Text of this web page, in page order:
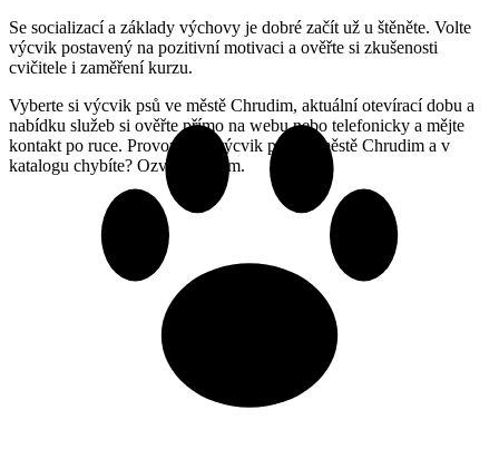
Se socializací a základy výchovy je dobré začít už u štěněte. Volte
výcvik postavený na pozitivní motivaci a ověřte si zkušenosti
cvičitele i zaměření kurzu.
Vyberte si výcvik psů ve městě Chrudim, aktuální otevírací dobu a
nabídku služeb si ověřte přímo na webu nebo telefonicky a mějte
kontakt po ruce. Provozujete výcvik psů ve městě Chrudim a v
katalogu chybíte? Ozvěte se nám.